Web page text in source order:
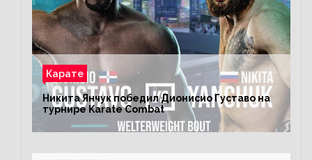
Карате
Никита Янчук победил Дионисио Густаво на
турнире Karate Combat